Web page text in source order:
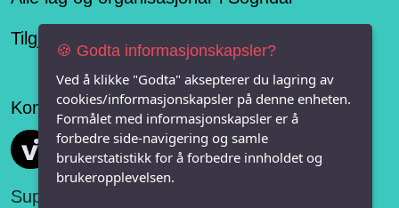
Tilgjengelegheitserklæring
Konseptet er levert av
Vi FRITID
Support:
🍪 Godta informasjonskapsler?
Ved å klikke "Godta" aksepterer du lagring av
cookies/informasjonskapsler på denne enheten.
Formålet med informasjonskapsler er å
forbedre side-navigering og samle
brukerstatistikk for å forbedre innholdet og
brukeropplevelsen.